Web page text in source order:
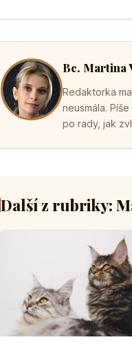
Bc. Martina
Redaktorka
neusmála.
po rady, jak
Další z rubriky: